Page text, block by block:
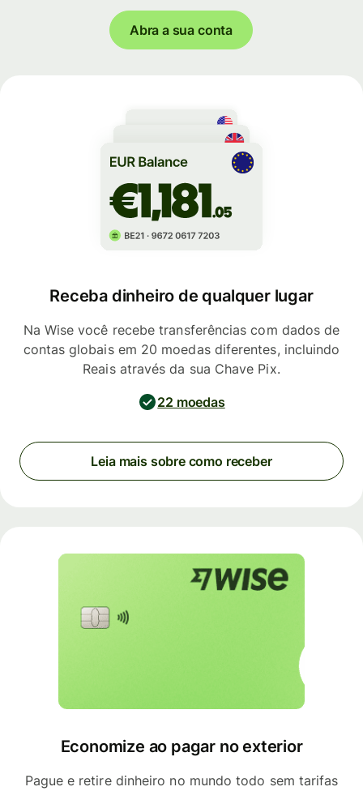
Abra a sua conta
Receba dinheiro de qualquer lugar
Na Wise você recebe transferências com dados de
contas globais em 20 moedas diferentes, incluindo
Reais através da sua Chave Pix.
22 moedas
Leia mais sobre como receber
Economize ao pagar no exterior
Pague e retire dinheiro no mundo todo sem tarifas